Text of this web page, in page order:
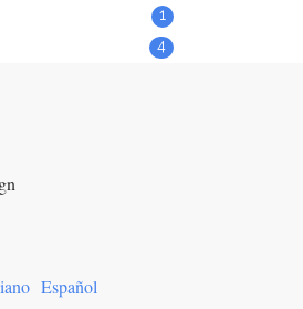
1
4
Español